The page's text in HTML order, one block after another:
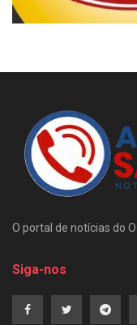
O portal de notícias do
Siga-nos